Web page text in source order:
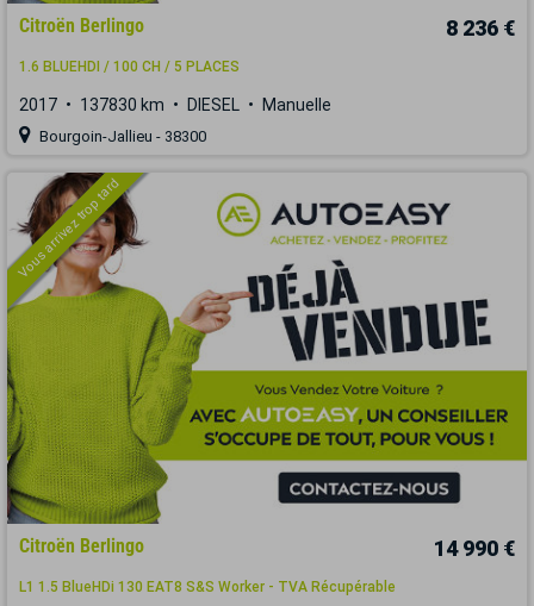
Citroën Berlingo 8 236 €
1.6 BLUEHDI / 100 CH / 5 PLACES
2017 137830 km DIESEL Manuelle
Bourgoin-Jallieu - 38300
Vous arrivez trop tard
Citroën Berlingo 14 990 €
L1 1.5 BlueHDi 130 EAT8 S&S Worker - TVA Récupérable